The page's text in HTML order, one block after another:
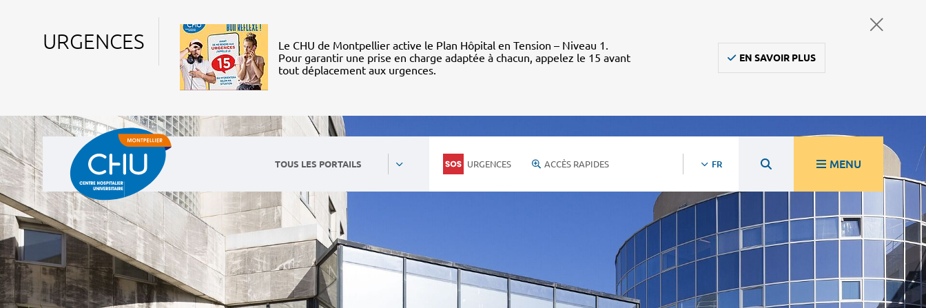
URGENCES
Le CHU de Montpellier active le Plan Hôpital en Tension – Niveau 1.
Pour garantir une prise en charge adaptée à chacun, appelez le 15 avant
tout déplacement aux urgences.
EN SAVOIR PLUS
TOUS LES PORTAILS URGENCES ACCÈS RAPIDES FR MENU